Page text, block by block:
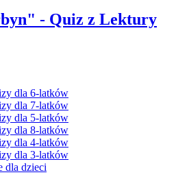
- Quiz z Lektury
dla 6-latków
dla 7-latków
dla 5-latków
dla 8-latków
dla 4-latków
dla 3-latków
dla dzieci